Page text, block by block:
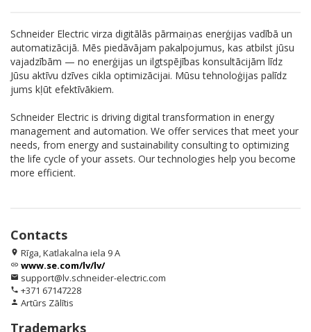
Schneider Electric virza digitālās pārmaiņas enerģijas vadībā un
automatizācijā. Mēs piedāvājam pakalpojumus, kas atbilst jūsu
vajadzībām — no enerģijas un ilgtspējības konsultācijām līdz
Jūsu aktīvu dzīves cikla optimizācijai. Mūsu tehnoloģijas palīdz
jums kļūt efektīvākiem.
Schneider Electric is driving digital transformation in energy
management and automation. We offer services that meet your
needs, from energy and sustainability consulting to optimizing
the life cycle of your assets. Our technologies help you become
more efficient.
Contacts
location_on Rīga, Katlakalna iela 9 A
link www.se.com/lv/lv/
email support@lv.schneider-electric.com
phone +371 67147228
person Artūrs Zālītis
Trademarks